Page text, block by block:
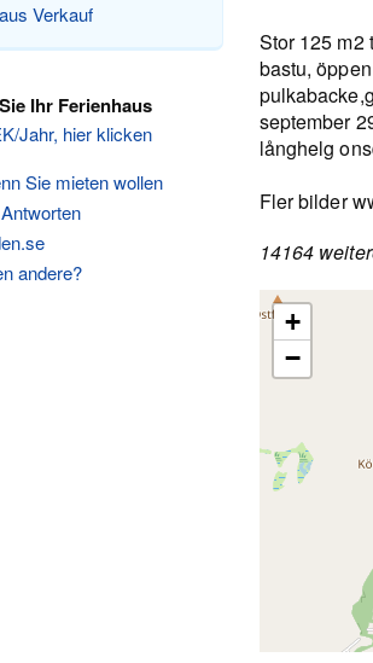
Verkauf
Ihr Ferienhaus
Jahr, hier klicken
Sie mieten wollen
andere?
Stor 125 m2
bastu,
september
långhelg
Fler bilder
14164
+
−